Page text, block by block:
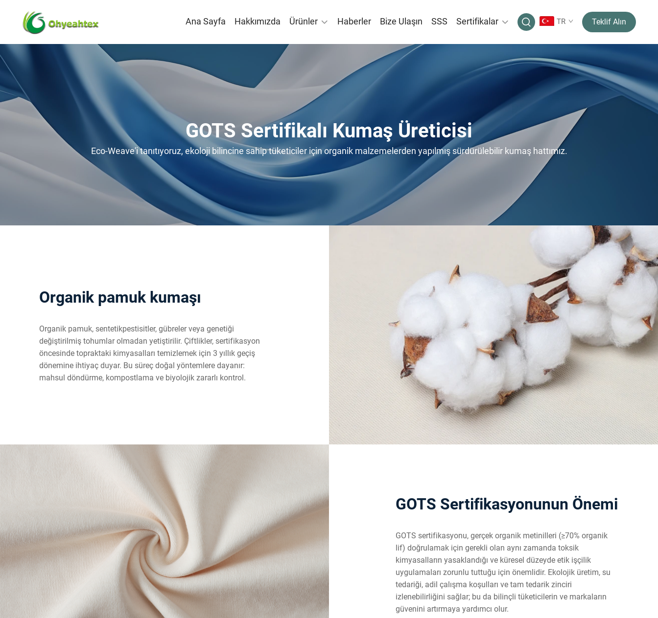
Ana Sayfa Hakkımızda Ürünler Haberler Bize Ulaşın SSS Sertifikalar TR Teklif Alın
GOTS Sertifikalı Kumaş Üreticisi
Eco-Weave'i tanıtıyoruz, ekoloji bilincine sahip tüketiciler için organik malzemelerden yapılmış sürdürülebilir kumaş hattımız.
Organik pamuk kumaşı
Organik pamuk, sentetikpestisitler, gübreler veya genetiği
değiştirilmiş tohumlar olmadan yetiştirilir. Çiftlikler, sertifikasyon
öncesinde topraktaki kimyasalları temizlemek için 3 yıllık geçiş
dönemine ihtiyaç duyar. Bu süreç doğal yöntemlere dayanır:
mahsul döndürme, kompostlama ve biyolojik zararlı kontrol.
GOTS Sertifikasyonunun Önemi
GOTS sertifikasyonu, gerçek organik metinilleri (≥70% organik
lif) doğrulamak için gerekli olan aynı zamanda toksik
kimyasalların yasaklandığı ve küresel düzeyde etik işçilik
uygulamaları zorunlu tuttuğu için önemlidir. Ekolojik üretim, su
tedariği, adil çalışma koşulları ve tam tedarik zinciri
izlenebilirliğini sağlar; bu da bilinçli tüketicilerin ve markaların
güvenini artırmaya yardımcı olur.